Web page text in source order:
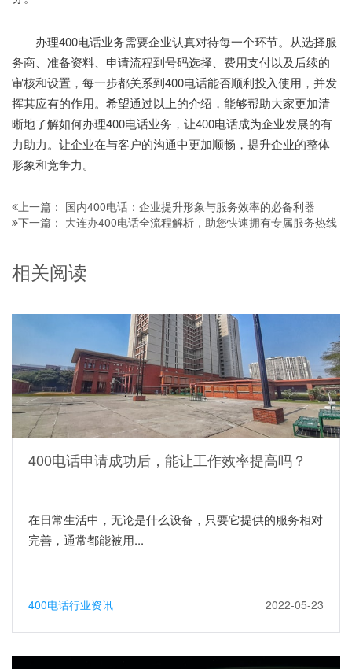
办理400电话业务需要企业认真对待每一个环节。从选择服
务商、准备资料、申请流程到号码选择、费用支付以及后续的
审核和设置，每一步都关系到400电话能否顺利投入使用，并发
挥其应有的作用。希望通过以上的介绍，能够帮助大家更加清
晰地了解如何办理400电话业务，让400电话成为企业发展的有
力助力。让企业在与客户的沟通中更加顺畅，提升企业的整体
形象和竞争力。
上一篇： 国内400电话：企业提升形象与服务效率的必备利器
下一篇： 大连办400电话全流程解析，助您快速拥有专属服务热线
相关阅读
400电话申请成功后，能让工作效率提高吗？
在日常生活中，无论是什么设备，只要它提供的服务相对
完善，通常都能被用...
400电话行业资讯 2022-05-23